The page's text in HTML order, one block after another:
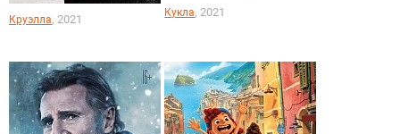
Круэлла, 2021 Кукла, 2021